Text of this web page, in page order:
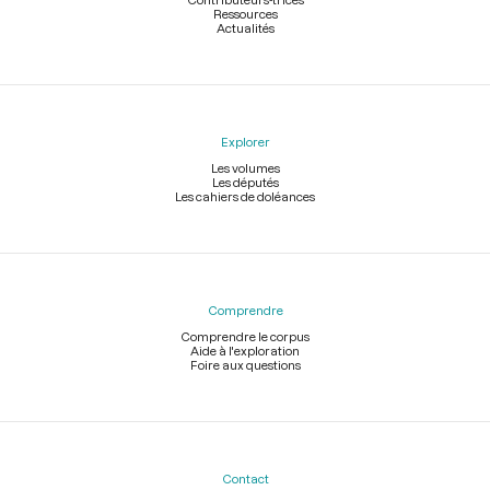
Ressources
Actualités
Explorer
Les volumes
Les députés
Les cahiers de doléances
Comprendre
Comprendre le corpus
Aide à l'exploration
Foire aux questions
Contact